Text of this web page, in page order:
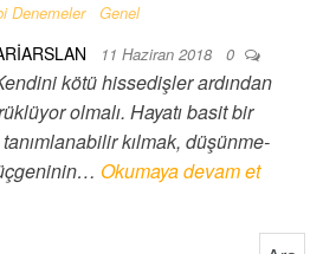
Denemeler Genel
11 Haziran 2018 0
kötü hissedişler ardından
olmalı. Hayatı basit bir
kılmak, düşünme-
Okumaya devam et